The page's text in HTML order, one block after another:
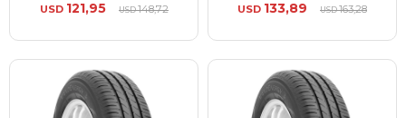
USD 121,95 USD148,72 USD 133,89 USD163,28